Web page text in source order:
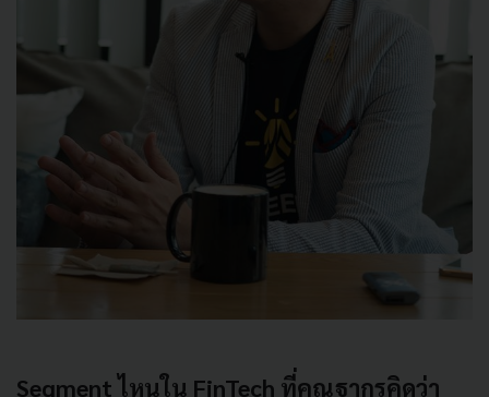
Segment ไหนใน FinTech ที่คุณฐากรคิดว่า